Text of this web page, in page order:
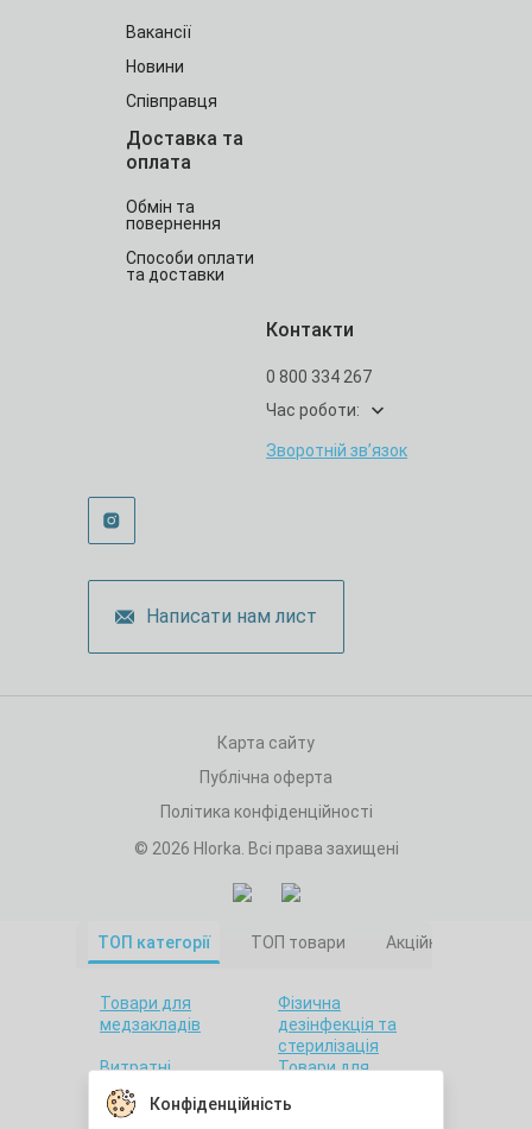
Написати нам лист
Вакансії
Новини
Співправця
Доставка та
оплата
Обмін та
повернення
Способи оплати
та доставки
Контакти
0 800 334 267
Час роботи:
Зворотній зв’язок
Карта сайту
Публічна оферта
Політика конфіденційності
© 2026 Hlorka. Всі права захищені
Конфіденційність
ТОП категорії ТОП товари Акційні товари
Товари для
медзакладів
Фізична
дезінфекція та
стерилізація
Витратні
матеріали
Товари для
Товари для дому
Санітарна гігієна